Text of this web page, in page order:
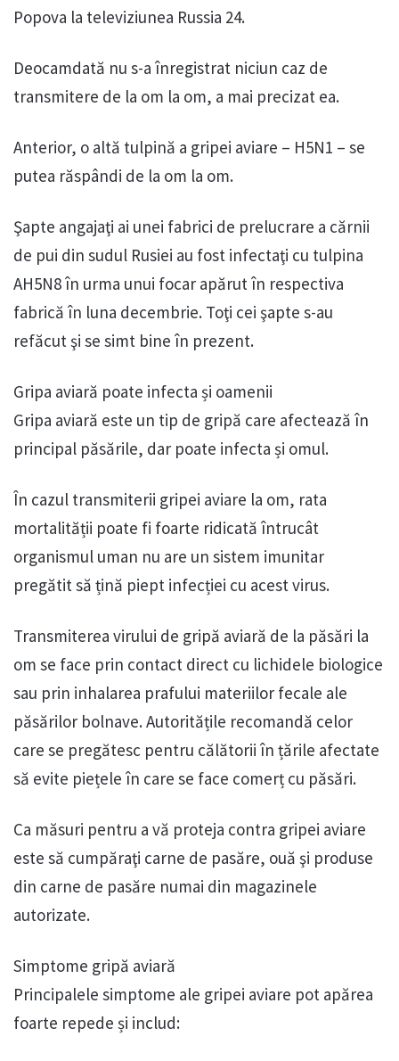
Popova la televiziunea Russia 24.
Deocamdată nu s-a înregistrat niciun caz de
transmitere de la om la om, a mai precizat ea.
Anterior, o altă tulpină a gripei aviare – H5N1 – se
putea răspândi de la om la om.
Şapte angajaţi ai unei fabrici de prelucrare a cărnii
de pui din sudul Rusiei au fost infectaţi cu tulpina
AH5N8 în urma unui focar apărut în respectiva
fabrică în luna decembrie. Toţi cei şapte s-au
refăcut şi se simt bine în prezent.
Gripa aviară poate infecta și oamenii
Gripa aviară este un tip de gripă care afectează în
principal păsările, dar poate infecta și omul.
În cazul transmiterii gripei aviare la om, rata
mortalității poate fi foarte ridicată întrucât
organismul uman nu are un sistem imunitar
pregătit să țină piept infecției cu acest virus.
Transmiterea virului de gripă aviară de la păsări la
om se face prin contact direct cu lichidele biologice
sau prin inhalarea prafului materiilor fecale ale
păsărilor bolnave. Autoritățile recomandă celor
care se pregătesc pentru călătorii în țările afectate
să evite piețele în care se face comerț cu păsări.
Ca măsuri pentru a vă proteja contra gripei aviare
este să cumpăraţi carne de pasăre, ouă şi produse
din carne de pasăre numai din magazinele
autorizate.
Simptome gripă aviară
Principalele simptome ale gripei aviare pot apărea
foarte repede și includ: